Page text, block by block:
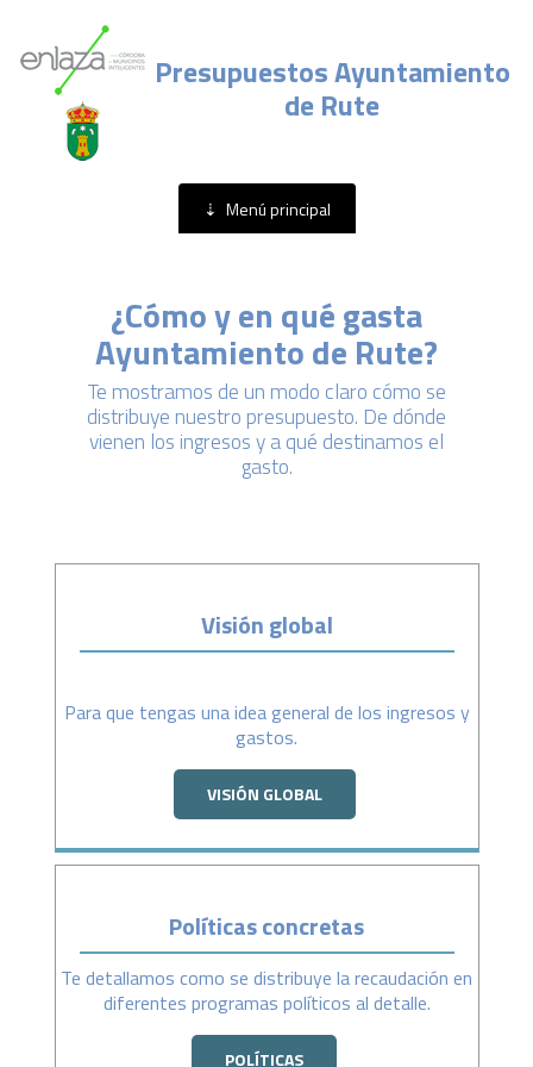
Presupuestos Ayuntamiento
de Rute
Menú principal
Menú principal
¿Cómo y en qué gasta
Ayuntamiento de Rute?
Te mostramos de un modo claro cómo se
distribuye nuestro presupuesto. De dónde
vienen los ingresos y a qué destinamos el
gasto.
Visión global
Para que tengas una idea general de los ingresos y
gastos.
VISIÓN GLOBAL
Políticas concretas
Te detallamos como se distribuye la recaudación en
diferentes programas políticos al detalle.
POLÍTICAS